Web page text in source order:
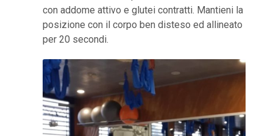
con addome attivo e glutei contratti. Mantieni la
posizione con il corpo ben disteso ed allineato
per 20 secondi.